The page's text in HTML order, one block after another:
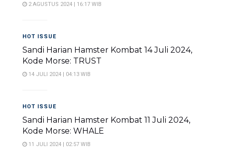
2 AGUSTUS 2024 | 16:17 WIB
HOT ISSUE
Sandi Harian Hamster Kombat 14 Juli 2024,
Kode Morse: TRUST
14 JULI 2024 | 04:13 WIB
HOT ISSUE
Sandi Harian Hamster Kombat 11 Juli 2024,
Kode Morse: WHALE
11 JULI 2024 | 02:57 WIB